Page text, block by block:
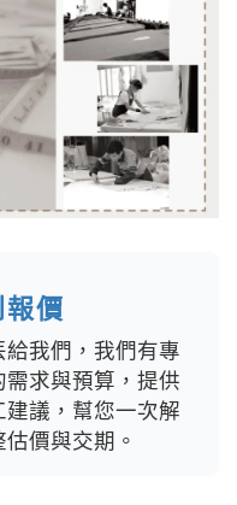
價
給我們，我們有專
求與預算，提供
議，幫您一次解
價與交期。